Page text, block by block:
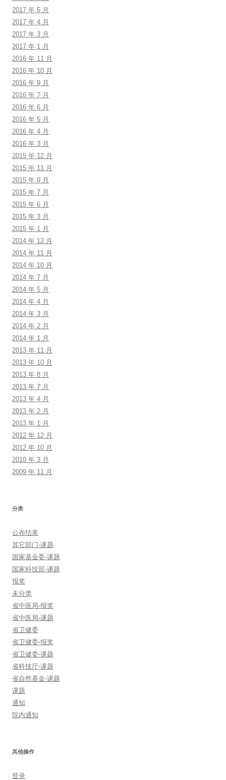
2017 年 5 月
2017 年 4 月
2017 年 3 月
2017 年 1 月
2016 年 11 月
2016 年 10 月
2016 年 9 月
2016 年 7 月
2016 年 6 月
2016 年 5 月
2016 年 4 月
2016 年 3 月
2015 年 12 月
2015 年 11 月
2015 年 9 月
2015 年 7 月
2015 年 6 月
2015 年 3 月
2015 年 1 月
2014 年 12 月
2014 年 11 月
2014 年 10 月
2014 年 7 月
2014 年 5 月
2014 年 4 月
2014 年 3 月
2014 年 2 月
2014 年 1 月
2013 年 11 月
2013 年 10 月
2013 年 8 月
2013 年 7 月
2013 年 4 月
2013 年 2 月
2013 年 1 月
2012 年 12 月
2012 年 10 月
2010 年 3 月
2009 年 11 月
分类
公布结果
其它部门-课题
国家基金委-课题
国家科技部-课题
报奖
未分类
省中医局-报奖
省中医局-课题
省卫健委
省卫健委-报奖
省卫健委-课题
省科技厅-课题
省自然基金-课题
课题
通知
院内通知
其他操作
登录